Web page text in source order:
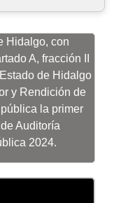
Hidalgo, con
A, fracción II
de Hidalgo
y Rendición de
la primer
Auditoría
2024.